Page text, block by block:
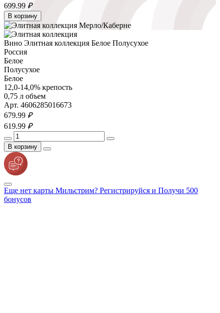
699.99 ₽
В корзину
Вино Элитная коллекция Белое Полусухое
Россия
Белое
Полусухое
Белое
12,0-14,0% крепость
0,75 л объем
Арт. 4606285016673
679.99 ₽
619.99 ₽
В корзину
Еще нет карты Мильстрим? Регистрируйся и Получи 500
бонусов